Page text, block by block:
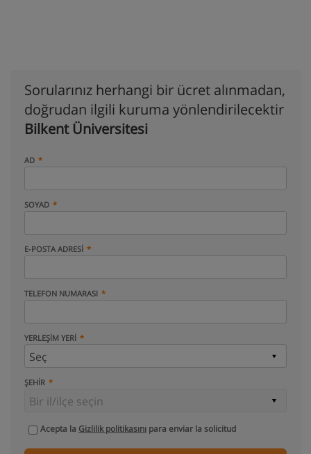
Sorularınız herhangi bir ücret alınmadan,
doğrudan ilgili kuruma yönlendirilecektir
Bilkent Üniversitesi
AD
SOYAD
E-POSTA ADRESI
TELEFON NUMARASI
YERLEŞIM YERI
ŞEHIR
Acepta la Gizlilik politikasını para enviar la solicitud